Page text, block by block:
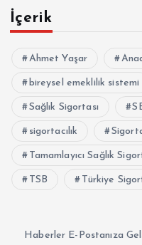
İçerik
Ahmet Yaşar
bireysel emeklilik sistemi
Sağlık Sigortası
sigortacılık
Tamamlayıcı Sağlık
TSB Türkiye
Haberler E-Postanıza